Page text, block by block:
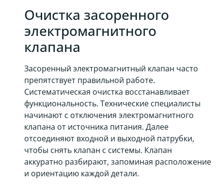
Очистка засоренного
электромагнитного
клапана
Засоренный электромагнитный клапан часто
препятствует правильной работе.
Систематическая очистка восстанавливает
функциональность. Технические специалисты
начинают с отключения электромагнитного
клапана от источника питания. Далее
отсоединяют входной и выходной патрубки,
чтобы снять клапан с системы. Клапан
аккуратно разбирают, запоминая расположение
и ориентацию каждой детали.